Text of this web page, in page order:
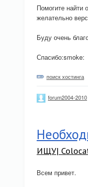
Помогите найти
желательно
Буду очень
Спасибо:smoke:
поиск хостинга
forum2004-2010
ИЩУ|
Всем привет.